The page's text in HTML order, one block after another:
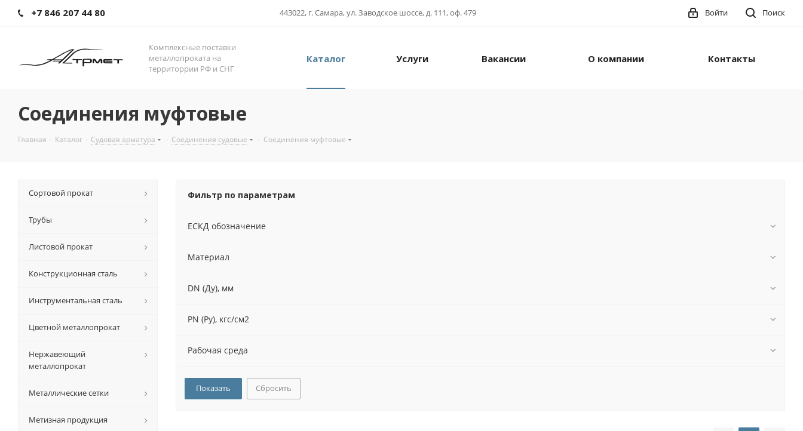
+7 846 207 44 80 443022, г. Самара, ул. Заводское шоссе, д. 111, оф. 479 Поиск
Войти
Комплексные поставки
металлопроката на
территоррии РФ и СНГ
Каталог Услуги Вакансии О компании Контакты
Соединения муфтовые
Главная - Каталог - Судовая арматура - Соединения судовые - Соединения муфтовые
Фильтр по параметрам
ЕСКД обозначение
Материал
DN (Ду), мм
PN (Py), кгс/см2
Рабочая среда
Сбросить
Сортовой прокат
Трубы
Листовой прокат
Конструкционная сталь
Инструментальная сталь
Цветной металлопрокат
Нержавеющий
металлопрокат
Металлические сетки
Метизная продукция